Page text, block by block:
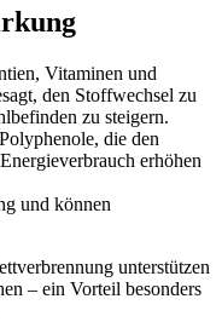
Vitaminen und
den Stoffwechsel zu
zu steigern.
die den
erhöhen
und können
unterstützen
– ein Vorteil besonders